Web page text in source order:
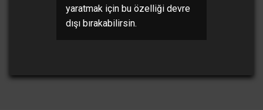
yaratmak için bu özelliği devre
dışı bırakabilirsin.